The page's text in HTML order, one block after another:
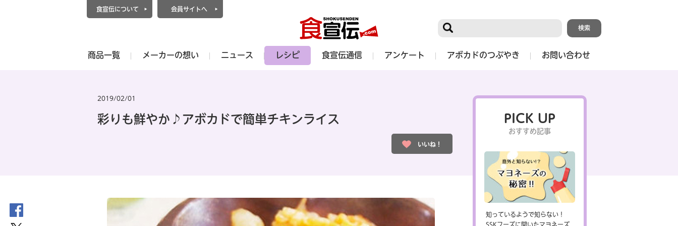
食宣伝について 会員サイトへ
商品一覧 メーカーの想い ニュース レシピ 食宣伝通信 アンケート アボカドのつぶやき お問い合わせ
2019/02/01
彩りも鮮やか♪アボカドで簡単チキンライス
いいね！
PICK UP
おすすめ記事
知っているようで知らない！
SSKフーズに聞いたマヨネーズ